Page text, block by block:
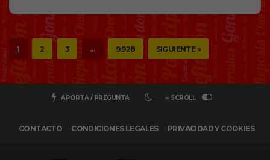
1 2 3 … 9.928 SIGUIENTE »
APORTA / PREGUNTA ∞ SCROLL
CONTACTO CONDICIONES LEGALES PRIVACIDAD Y COOKIES